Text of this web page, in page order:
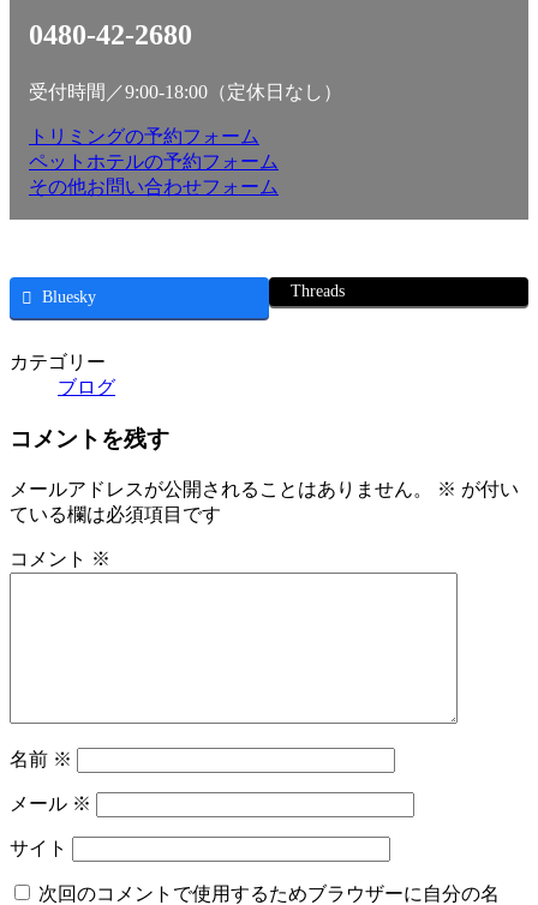
0480-42-2680
受付時間／9:00-18:00（定休日なし）
トリミングの予約フォーム
ペットホテルの予約フォーム
その他お問い合わせフォーム
Bluesky Threads
カテゴリー
ブログ
コメントを残す
メールアドレスが公開されることはありません。 ※ が付い
ている欄は必須項目です
コメント ※
名前 ※
メール ※
サイト
次回のコメントで使用するためブラウザーに自分の名